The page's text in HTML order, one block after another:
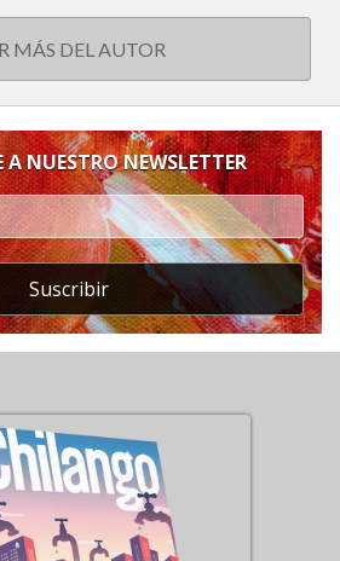
MÁS DEL AUTOR
A NUESTRO NEWSLETTER
Suscribir